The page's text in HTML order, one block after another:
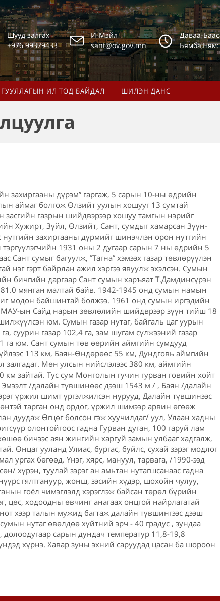
Шууд залгах
+976 99329433
И-Мэйл
sant@ov.gov.mn
Даваа-
ИЛ ТОД БАЙДАЛ ШИЛЭН ДАНС
захиргааны дүрэм” гаргаж, 5 сарын 10-ны өдрийн
аймаг болгож Өлзийт уулын хошууг 13 сумтай
газрын шийдвэрээр хошуу тамгын нэрийг
Хужирт, Зүйл, Өлзийт, Сант, сумдыг хамарсан Зүүн-
захиргааны дүрмийг шинэчлэн орон нутгийн
1931 оны 2 дугаар сарын 7 ны өдрийн 5
сумыг багуулж, ”Тагна” хэмээх газар төвлөрүүлэн
нэг гэрт байрлан ажил хэргээ явуулж эхэлсэн. Сумын
бичгийн даргаар Сант сумын харъяат Т.Дамдинсүрэн
мянган малтай байв. 1942-1945 онд сумын намын
модон байшинтай болжээ. 1961 онд сумын иргэдийн
ын Сайд нарын зөвлөлийн шийдврээр зүүн тийш 18
юм. Сумын газар нутаг, байгаль цаг уурын
суурин газар 102,4 га, зам шугам сүлжээний газар
1 га юм. Сант сумын төв өөрийн аймгийн сумдууд
113 км, Баян-Өндөрөөс 55 км, Дундговь аймгийн
Мөн улсын нийслэлээс 380 км, аймгийн
км зайтай. Тус сум Монголын гучин гурван говийн хойт
/далайн түвшинөөс дээш 1543 м / , Баян /далайн
үржил шимт үргэлжилсэн нурууд, Далайн түвшинээс
тарган онд ордог, үржил шимээр арвин өгөөж
дуудаж Өгцөг болсон гэж хуучилдаг/ уул, Улаан хадны
олонтойгоос гадна Гурван дуган, 100 гаруй лам
бичээс аян жингийн харгуй замын улбааг хадгалж,
Өнцаг ууланд Улиас, бургас, буйлс, сухай зэрэг модлог
ургах бөгөөд. Үнэг, хярс, мануул, тарвага, /1990-ээд
хүрэн, туулай зэрэг ан амьтан нутагшсанаас гадна
гялтгануур, жонш, зэсийн хүдэр, шохойн чулуу,
гоёл чимэглэлд хэрэглэж байсан төрөл бүрийн
цөс, ходоодны өвчинг анагаах онцгой найрлагатай
хээр талын мужид багтаж далайн түвшингээс дээш
нутаг өвөлдөө хүйтний эрч - 40 градус , зундаа
долоодугаар сарын дундач температур 11,8-19,8
хүрнэ. Хавар зуны эхний саруудад цасан ба шороон